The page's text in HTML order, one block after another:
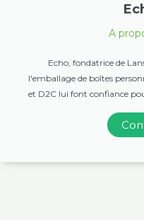
A
Echo, fondatrice de
l'emballage de boîtes
et D2C lui font confiance